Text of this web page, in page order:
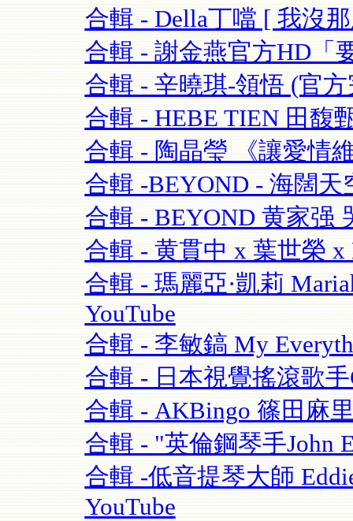
合輯 - Della丁噹 [ 我沒
合輯 - 謝金燕官方HD「
合輯 - 辛曉琪-領悟 (官
合輯 - HEBE TIEN 田馥
合輯 - 陶晶瑩 《讓愛情
合輯 -BEYOND - 海闊天
合輯 - BEYOND 黄家强
合輯 - 黄貫中 x 葉世榮 x
合輯 - 瑪麗亞·凱莉
YouTube
合輯 - 李敏鎬 My
合輯 - 日本視覺搖滾歌手
合輯 - AKBingo 篠田麻
合輯 - "英倫鋼琴手John
合輯 -低音提琴大師
YouTube